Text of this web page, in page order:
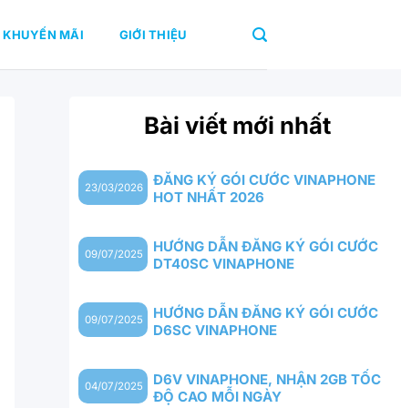
KHUYẾN MÃI GIỚI THIỆU
Bài viết mới nhất
ĐĂNG KÝ GÓI CƯỚC VINAPHONE
HOT NHẤT 2026
23/03/2026
HƯỚNG DẪN ĐĂNG KÝ GÓI CƯỚC
DT40SC VINAPHONE
09/07/2025
HƯỚNG DẪN ĐĂNG KÝ GÓI CƯỚC
D6SC VINAPHONE
09/07/2025
D6V VINAPHONE, NHẬN 2GB TỐC
ĐỘ CAO MỖI NGÀY
04/07/2025